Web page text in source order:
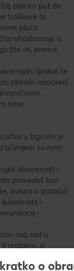
plaćen put do
troškove te
plaće.
uhodavanje u
što se, prema
radni tjedan te
planski raspored.
timu.
u trgovini je
učenjem su nam
otvorenost i
provedeš kao
ovisno o potrebi).
i
i
rad, rad u
problem, a
o